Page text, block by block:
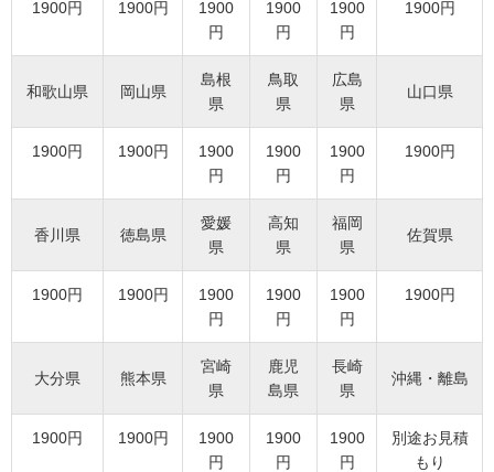
1900円 1900円
1900
円
1900
円
1900
円
1900円
和歌山県 岡山県
島根
県
鳥取
県
広島
県
山口県
1900円 1900円
1900
円
1900
円
1900
円
1900円
香川県 徳島県
愛媛
県
高知
県
福岡
県
佐賀県
1900円 1900円
1900
円
1900
円
1900
円
1900円
大分県 熊本県
宮崎
県
鹿児
島県
長崎
県
沖縄・離島
1900円 1900円
1900
円
1900
円
1900
円
別途お見積
もり